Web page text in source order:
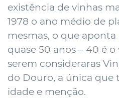
existência de vinhas
1978 o ano médio de
mesmas, o que
quase 50 anos – 40 é
serem consideraras
do Douro, a única que
idade e menção.